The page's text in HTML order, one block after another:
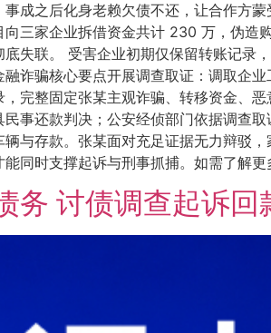
成之后化身老赖欠债不还，让合作方
三家企业拆借资金共计 230 万，伪造
失联。 受害企业初期仅保留转账记录
诈骗核心要点开展调查取证：调取企
完整固定张某主观诈骗、转移资金、
事还款判决；公安经侦部门依据调查
与存款。张某面对充足证据无力辩驳，
同时支撑起诉与刑事抓捕。如需了解
务 讨债调查起诉回